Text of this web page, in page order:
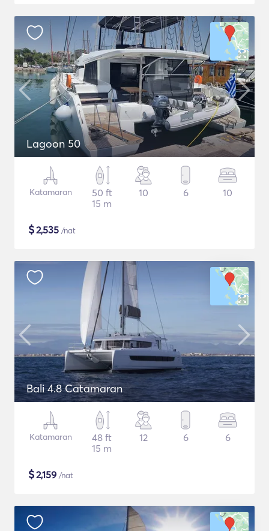
Lagoon 50
Katamaran
50 ft
15 m
10 6 10
$2,535 /nat
Bali 4.8 Catamaran
Katamaran
48 ft
15 m
12 6 6
$2,159 /nat